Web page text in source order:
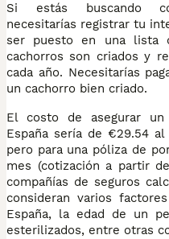
Si estás buscando
necesitarías registrar tu
ser puesto en una lista
cachorros son criados y
cada año. Necesitarías
un cachorro bien criado.
El costo de asegurar
España sería de €29.54
pero para una póliza de
mes (cotización a partir
compañías de seguros
consideran varios
España, la edad de un
esterilizados, entre otras